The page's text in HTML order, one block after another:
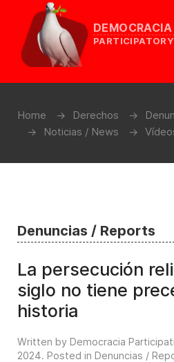
Home Derechos
Noticias / News
Denuncias / Reports
La persecución
siglo no tiene
historia
Written by Democracia
2024. Posted in Denuncias /